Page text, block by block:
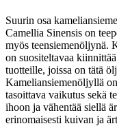
Suurin osa
Camellia Sinensis on
myös teensiemenöljynä.
on suositeltavaa
tuotteille, joissa on tätä
Kameliansiemenöljyllä
tasoittava vaikutus sekä
ihoon ja vähentää siellä
erinomaisesti kuivan ja